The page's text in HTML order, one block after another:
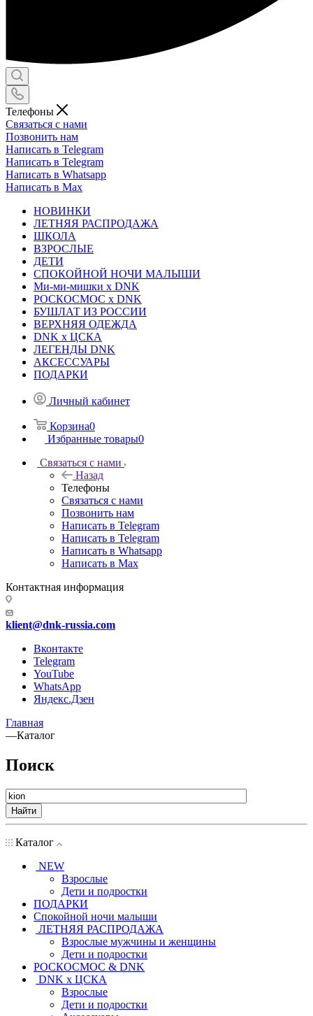
Телефоны
Связаться с нами
Позвонить нам
Написать в Telegram
Написать в Telegram
Написать в Whatsapp
Написать в Max
НОВИНКИ
ЛЕТНЯЯ РАСПРОДАЖА
ШКОЛА
ВЗРОСЛЫЕ
ДЕТИ
СПОКОЙНОЙ НОЧИ МАЛЫШИ
Ми-ми-мишки x DNK
РОСКОСМОС x DNK
БУШЛАТ ИЗ РОССИИ
ВЕРХНЯЯ ОДЕЖДА
DNK x ЦСКА
ЛЕГЕНДЫ DNK
АКСЕССУАРЫ
ПОДАРКИ
Личный кабинет
Корзина0
Избранные товары0
Связаться с нами
Назад
Телефоны
Связаться с нами
Позвонить нам
Написать в Telegram
Написать в Telegram
Написать в Whatsapp
Написать в Max
Контактная информация
klient@dnk-russia.com
Вконтакте
Telegram
YouTube
WhatsApp
Яндекс.Дзен
Главная
—Каталог
Поиск
Найти
Каталог
NEW
Взрослые
Дети и подростки
ПОДАРКИ
Спокойной ночи малыши
ЛЕТНЯЯ РАСПРОДАЖА
Взрослые мужчины и женщины
Дети и подростки
РОСКОСМОС & DNK
DNK x ЦСКА
Взрослые
Дети и подростки